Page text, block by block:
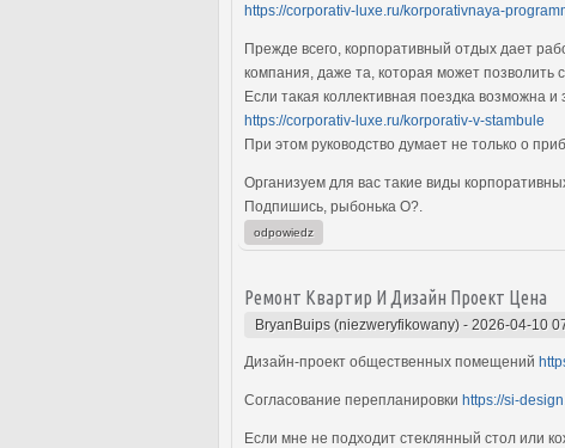
https://corporativ-luxe.ru/korporativnaya-
Прежде всего, корпоративный отдых дает
компания, даже та, которая может
Если такая коллективная поездка возможна
https://corporativ-luxe.ru/korporativ-v-stambule
При этом руководство думает не только о
Организуем для вас такие виды
Подпишись, рыбонька O?.
odpowiedz
Ремонт Квартир И Дизайн Проект Цена
BryanBuips (niezweryfikowany) - 2026-04-10
Дизайн-проект общественных помещений
Согласование перепланировки https://si-
Если мне не подходит стеклянный стол или